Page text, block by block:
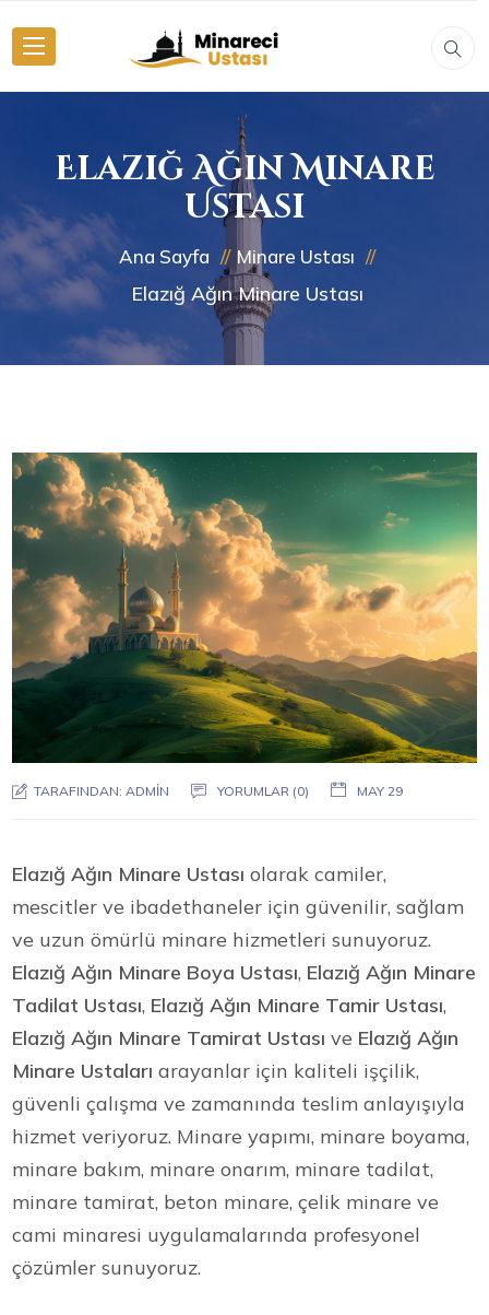
Elazığ Ağın Minare
Ustası
Ana Sayfa Minare Ustası
Elazığ Ağın Minare Ustası
TARAFINDAN: ADMIN YORUMLAR (0) MAY 29
Elazığ Ağın Minare Ustası olarak camiler,
mescitler ve ibadethaneler için güvenilir, sağlam
ve uzun ömürlü minare hizmetleri sunuyoruz.
Elazığ Ağın Minare Boya Ustası, Elazığ Ağın Minare
Tadilat Ustası, Elazığ Ağın Minare Tamir Ustası,
Elazığ Ağın Minare Tamirat Ustası ve Elazığ Ağın
Minare Ustaları arayanlar için kaliteli işçilik,
güvenli çalışma ve zamanında teslim anlayışıyla
hizmet veriyoruz. Minare yapımı, minare boyama,
minare bakım, minare onarım, minare tadilat,
minare tamirat, beton minare, çelik minare ve
cami minaresi uygulamalarında profesyonel
çözümler sunuyoruz.